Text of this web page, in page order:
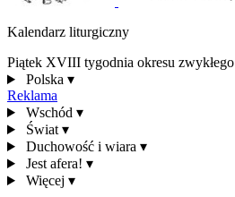
Kalendarz liturgiczny
Piątek XVIII tygodnia okresu zwykłego
Polska ▾
Reklama
Wschód ▾
Świat ▾
Duchowość i wiara ▾
Jest afera! ▾
Więcej ▾